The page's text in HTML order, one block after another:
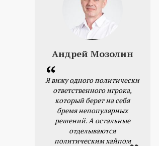
Андрей Мозолин
Я вижу одного политически
ответственного игрока,
который берет на себя
бремя непопулярных
решений. А остальные
отделываются
политическим хайпом